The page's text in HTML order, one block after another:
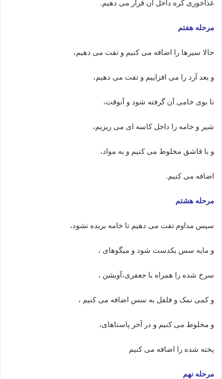
غذاخوری کره داخل ان قرار می دهیم.
مرحله هفتم
حالا سیرها را اضافه می کنیم و تفت می دهیم،
و بعد آرد را می افزاییم و تفت می دهیم،
تا بوی خامی آن گرفته شود و آنوقت،
شیر و خامه را داخل کاسه ای می ریزیم،
و با قاشق مخلوط می کنیم و به مواد،
اضافه می کنیم.
مرحله هشتم
سپس مداوم تفت می دهیم تا خامه بریده نشود،
و مایه سس یکدست شود و میگوهای ،
سرخ شده را همراه با جعفری،آویشن ،
و کمی نمک و فلفل به سس اضافه می کنیم ،
و مخلوط می کنیم و در آخر پاستاهای،
پخته شده را اضافه می کنیم
مرحله نهم